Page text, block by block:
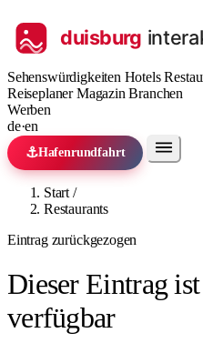
Sehenswürdigkeiten Hotels
ReiseplanerMagazinBranchen
Werben
de·en
⚓Hafenrundfahrt
Start /
Restaurants
Eintrag zurückgezogen
Dieser Eintrag
verfügbar